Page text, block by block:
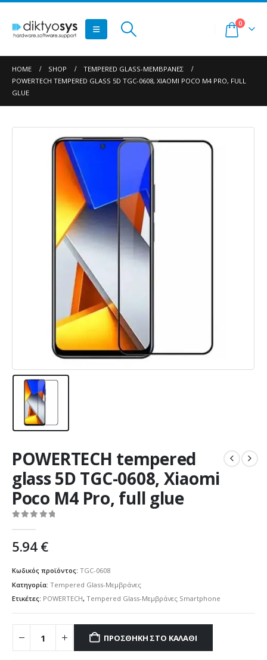
0
HOME SHOP
TEMPERED GLASS-ΜΕΜΒΡΆΝΕΣ
POWERTECH TEMPERED GLASS 5D TGC-0608, XIAOMI POCO M4 PRO, FULL
GLUE
POWERTECH tempered
glass 5D TGC-0608, Xiaomi
Poco M4 Pro, full glue
5.94€
Κωδικός προϊόντος: TGC-0608
Κατηγορία: Tempered Glass-Μεμβράνες
Ετικέτες: POWERTECH, Tempered Glass-Μεμβράνες Smartphone
ΠΡΟΣΘΉΚΗ ΣΤΟ ΚΑΛΆΘΙ